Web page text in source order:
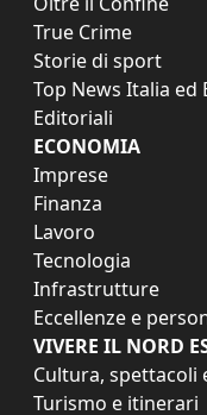
True Crime
Storie di sport
Top News Italia ed
Editoriali
ECONOMIA
Imprese
Finanza
Lavoro
Tecnologia
Infrastrutture
Eccellenze e
VIVERE IL NORD
Cultura, spettacoli
Turismo e itinerari